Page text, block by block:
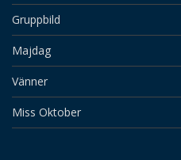
Gruppbild
Majdag
Vänner
Miss Oktober